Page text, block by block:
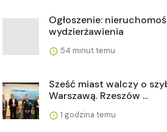
Ogłoszenie:
wydzierżawienia
54 minut temu
Sześć miast walczy o
Warszawą. Rzeszów ...
1 godzina temu